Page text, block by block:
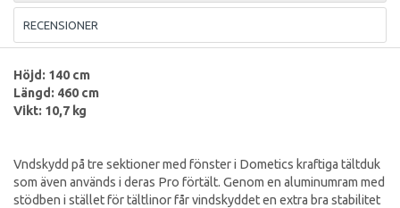
RECENSIONER
Höjd: 140 cm
Längd: 460 cm
Vikt: 10,7 kg
Vndskydd på tre sektioner med fönster i Dometics kraftiga tältduk
som även används i deras Pro förtält. Genom en aluminumram med
stödben i stället för tältlinor får vindskyddet en extra bra stabilitet